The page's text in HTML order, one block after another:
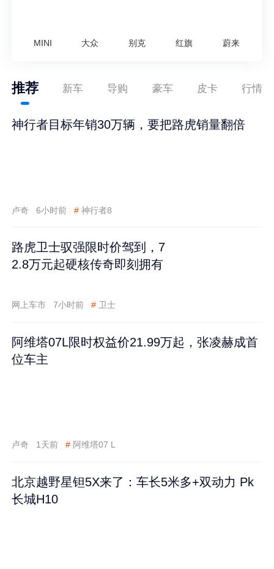
MINI 大众 别克 红旗 蔚来
推荐 新车 导购 豪车 皮卡 行情
神行者目标年销30万辆，要把路虎销量翻倍
卢奇 6小时前 # 神行者8
路虎卫士驭强限时价驾到，7
2.8万元起硬核传奇即刻拥有
网上车市 7小时前 # 卫士
阿维塔07L限时权益价21.99万起，张凌赫成首
位车主
卢奇 1天前 # 阿维塔07 L
北京越野星钽5X来了：车长5米多+双动力 Pk
长城H10